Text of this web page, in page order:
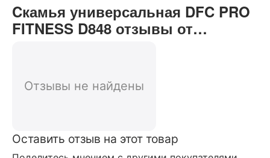
Cкамья универсальная DFC PRO
FITNESS D848 отзывы от
Отзывы не найдены
Оставить отзыв на этот товар